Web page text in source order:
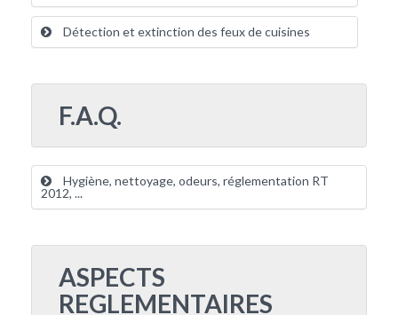
Détection et extinction des feux de cuisines
F.A.Q.
Hygiène, nettoyage, odeurs, réglementation RT
2012, ...
ASPECTS
REGLEMENTAIRES